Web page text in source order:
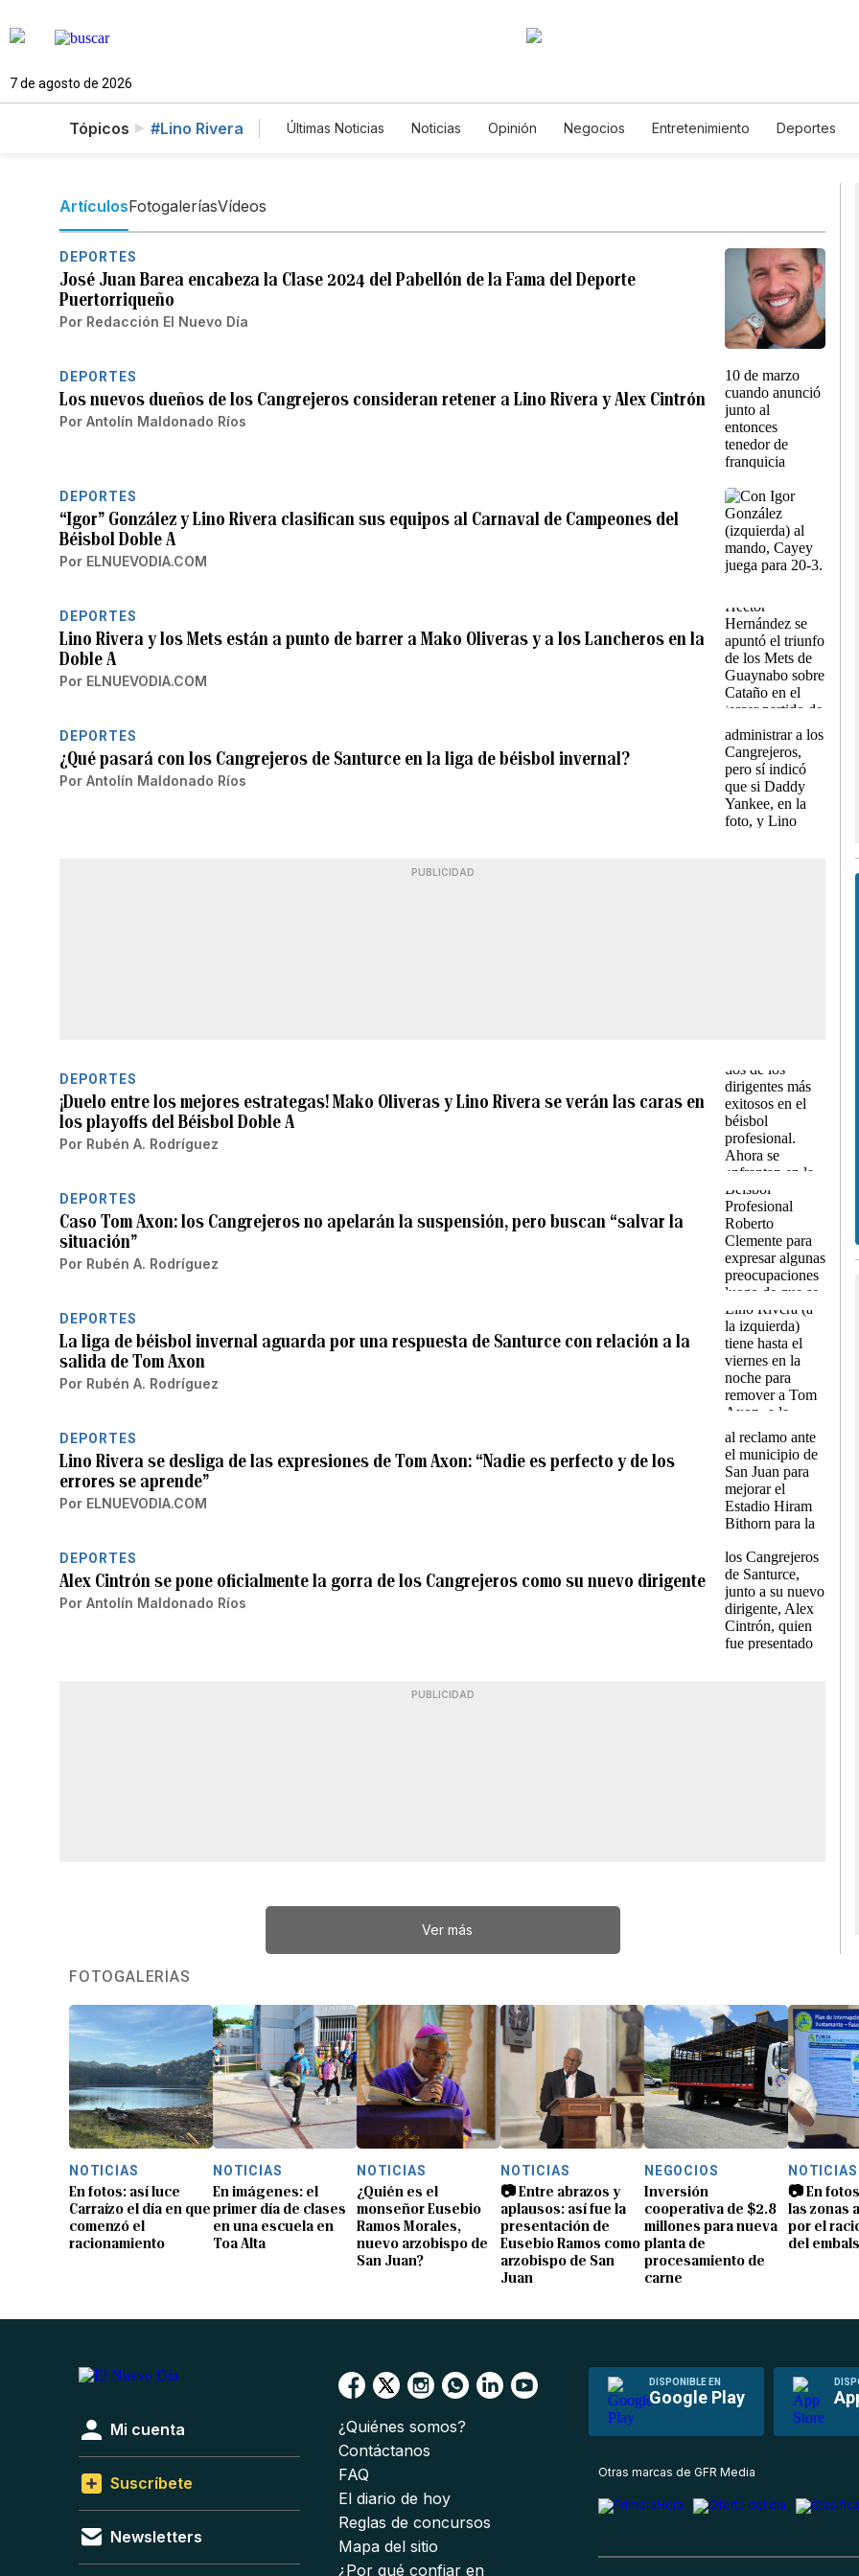
7 de agosto de 2026
Tópicos #Lino Rivera Últimas Noticias Noticias Opinión Negocios Entretenimiento Deportes
ArtículosFotogaleríasVídeos
DEPORTES
José Juan Barea encabeza la Clase 2024 del Pabellón de la Fama del Deporte
Puertorriqueño
Por Redacción El Nuevo Día
DEPORTES
Los nuevos dueños de los Cangrejeros consideran retener a Lino Rivera y Alex Cintrón
Por Antolín Maldonado Ríos
DEPORTES
“Igor” González y Lino Rivera clasifican sus equipos al Carnaval de Campeones del
Béisbol Doble A
Por ELNUEVODIA.COM
DEPORTES
Lino Rivera y los Mets están a punto de barrer a Mako Oliveras y a los Lancheros en la
Doble A
Por ELNUEVODIA.COM
DEPORTES
¿Qué pasará con los Cangrejeros de Santurce en la liga de béisbol invernal?
Por Antolín Maldonado Ríos
PUBLICIDAD
DEPORTES
¡Duelo entre los mejores estrategas! Mako Oliveras y Lino Rivera se verán las caras en
los playoffs del Béisbol Doble A
Por Rubén A. Rodríguez
DEPORTES
Caso Tom Axon: los Cangrejeros no apelarán la suspensión, pero buscan “salvar la
situación”
Por Rubén A. Rodríguez
DEPORTES
La liga de béisbol invernal aguarda por una respuesta de Santurce con relación a la
salida de Tom Axon
Por Rubén A. Rodríguez
DEPORTES
Lino Rivera se desliga de las expresiones de Tom Axon: “Nadie es perfecto y de los
errores se aprende”
Por ELNUEVODIA.COM
DEPORTES
Alex Cintrón se pone oficialmente la gorra de los Cangrejeros como su nuevo dirigente
Por Antolín Maldonado Ríos
PUBLICIDAD
Ver más
FOTOGALERÍAS
NOTICIAS
En fotos: así luce
Carraízo el día en que
comenzó el
racionamiento
NOTICIAS
En imágenes: el
primer día de clases
en una escuela en
Toa Alta
NOTICIAS
¿Quién es el
monseñor Eusebio
Ramos Morales,
nuevo arzobispo de
San Juan?
NOTICIAS
📷 Entre abrazos y
aplausos: así fue la
presentación de
Eusebio Ramos como
arzobispo de San
Juan
NEGOCIOS
Inversión
cooperativa de $2.8
millones para nueva
planta de
procesamiento de
carne
NOTICIAS
📷 En
las zonas
por el
del
DISPONIBLE EN
Google Play
Mi cuenta
Suscríbete
Newsletters
¿Quiénes somos?
Contáctanos
FAQ
El diario de hoy
Reglas de concursos
Mapa del sitio
¿Por qué confiar en
Otras marcas de GFR Media